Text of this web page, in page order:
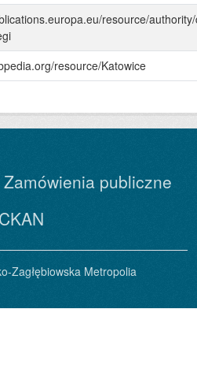
resource/
resource/Katowice
Zamówienia publiczne
CKAN
Zagłębiowska Metropolia